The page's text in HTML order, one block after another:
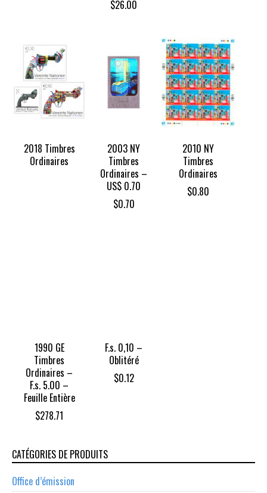
$26.00
2018 Timbres
Ordinaires
2003 NY
Timbres
Ordinaires –
US$ 0.70
$0.70
2010 NY
Timbres
Ordinaires
$0.80
1990 GE
Timbres
Ordinaires –
F.s. 5.00 –
Feuille Entière
$278.71
F.s. 0,10 –
Oblitéré
$0.12
CATÉGORIES DE PRODUITS
Office d’émission